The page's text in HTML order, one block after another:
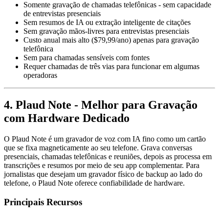
Somente gravação de chamadas telefônicas - sem capacidade
de entrevistas presenciais
Sem resumos de IA ou extração inteligente de citações
Sem gravação mãos-livres para entrevistas presenciais
Custo anual mais alto ($79,99/ano) apenas para gravação
telefônica
Sem para chamadas sensíveis com fontes
Requer chamadas de três vias para funcionar em algumas
operadoras
4. Plaud Note - Melhor para Gravação
com Hardware Dedicado
O Plaud Note é um gravador de voz com IA fino como um cartão
que se fixa magneticamente ao seu telefone. Grava conversas
presenciais, chamadas telefônicas e reuniões, depois as processa em
transcrições e resumos por meio de seu app complementar. Para
jornalistas que desejam um gravador físico de backup ao lado do
telefone, o Plaud Note oferece confiabilidade de hardware.
Principais Recursos